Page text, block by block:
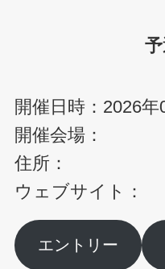
開催日時：2026年
開催会場：
住所：
ウェブサイト：
エントリー